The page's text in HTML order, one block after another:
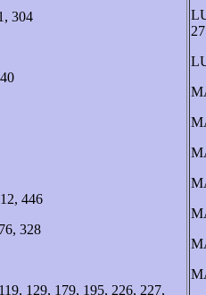
304
446
328
129, 179, 195, 226, 227,